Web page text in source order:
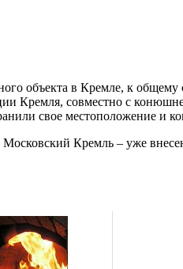
объекта в Кремле, к
Кремля, совместно с
свое местоположение и
Кремль – уже